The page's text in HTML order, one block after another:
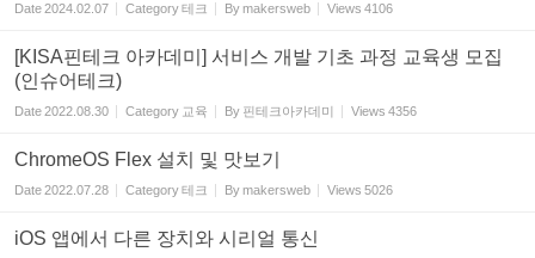
Date2024.02.07 Category테크 Bymakersweb Views 4106
[KISA핀테크 아카데미] 서비스 개발 기초 과정 교육생 모집
(인슈어테크)
Date2022.08.30 Category 교육 By 핀테크아카데미 Views 4356
ChromeOS Flex 설치 및 맛보기
Date2022.07.28 Category테크 Bymakersweb Views 5026
iOS 앱에서 다른 장치와 시리얼 통신